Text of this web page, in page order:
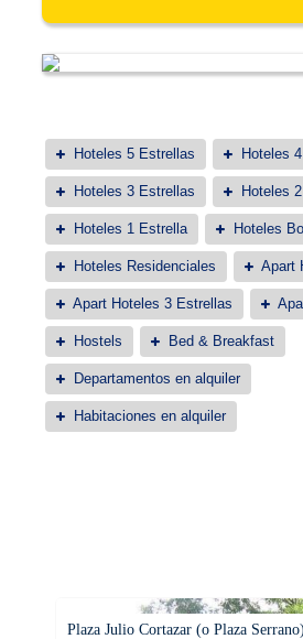
Hoteles 5 Estrellas Hoteles
Hoteles 3 Estrellas Hoteles
Hoteles 1 Estrella Hoteles
Hoteles Residenciales Apart
Apart Hoteles 3 Estrellas
Hostels Bed & Breakfast
Departamentos en alquiler
Habitaciones en alquiler
Plaza Julio Cortazar (o Plaza Serrano)